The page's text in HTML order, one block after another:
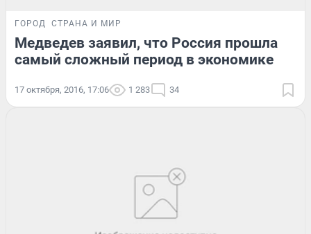
ГОРОД СТРАНА И МИР
Медведев заявил, что Россия прошла
самый сложный период в экономике
17 октября, 2016, 17:06 1 283 34